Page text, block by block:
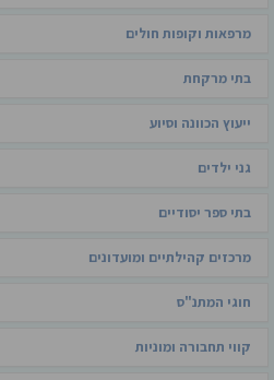
מרפאות וקופות חולים
בתי מרקחת
ייעוץ הכוונה וסיוע
גני ילדים
בתי ספר יסודיים
מרכזים קהילתיים ומועדונים
חוגי המתנ"ס
קווי תחבורה ומוניות